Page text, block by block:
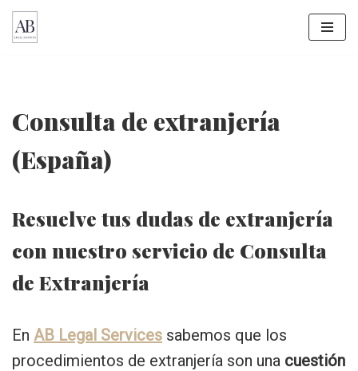
Saltar
Consulta de extranjería
(España)
Resuelve tus dudas de extranjería
con nuestro servicio de Consulta
de Extranjería
En AB Legal Services sabemos que los
procedimientos de extranjería son una cuestión